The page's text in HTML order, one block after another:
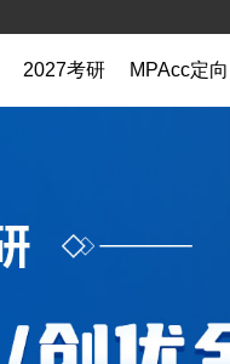
2027考研 MPAcc定向